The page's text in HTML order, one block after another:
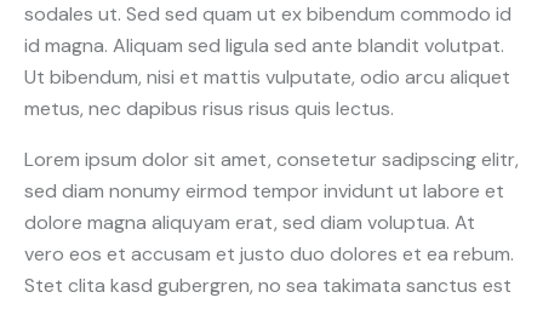
sodales ut. Sed sed quam ut ex bibendum commodo id
id magna. Aliquam sed ligula sed ante blandit volutpat.
Ut bibendum, nisi et mattis vulputate, odio arcu aliquet
metus, nec dapibus risus risus quis lectus.
Lorem ipsum dolor sit amet, consetetur sadipscing elitr,
sed diam nonumy eirmod tempor invidunt ut labore et
dolore magna aliquyam erat, sed diam voluptua. At
vero eos et accusam et justo duo dolores et ea rebum.
Stet clita kasd gubergren, no sea takimata sanctus est